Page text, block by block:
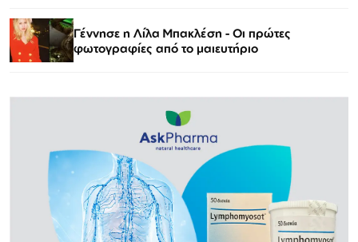
Γέννησε η Λίλα Μπακλέση - Οι πρώτες
φωτογραφίες από το μαιευτήριο